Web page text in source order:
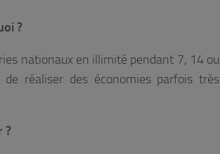
?
nationaux en illimité pendant 7, 14 ou
réaliser des économies parfois très
?